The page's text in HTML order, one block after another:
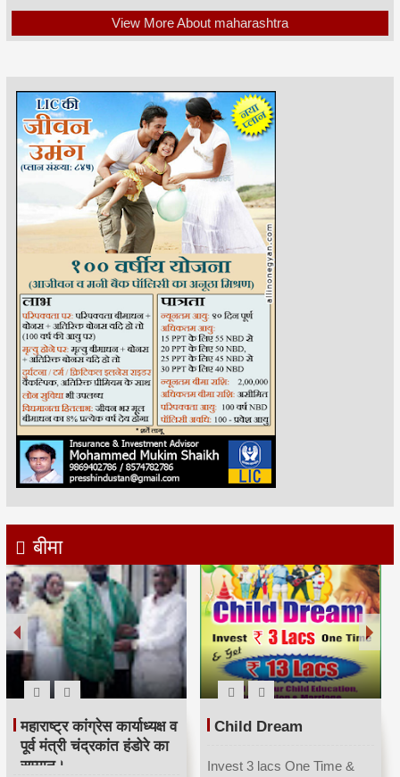
View More About maharashtra
बीमा
महाराष्ट्र कांग्रेस कार्याध्यक्ष व
पूर्व मंत्री चंद्रकांत हंडोरे का
सम्मान।
Child Dream
Invest 3 lacs One Time &